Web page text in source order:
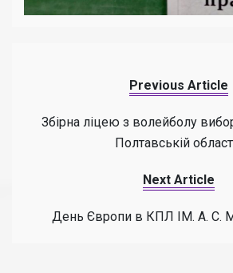
Previous Article
Збірна ліцею з волейболу
Полтавській
Next Article
День Європи в КПЛ ІМ. А. С.